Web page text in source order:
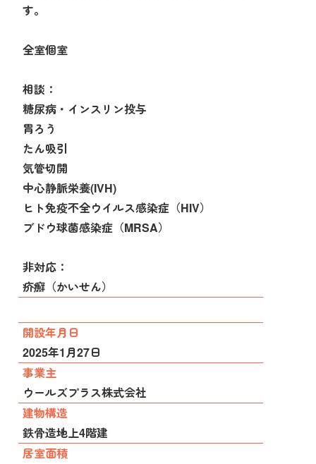
す。
全室個室
相談：
糖尿病・インスリン投与
胃ろう
たん吸引
気管切開
中心静脈栄養(IVH)
ヒト免疫不全ウイルス感染症（HIV）
ブドウ球菌感染症（MRSA）
非対応：
疥癬（かいせん）
開設年月日
2025年1月27日
事業主
ウールズプラス株式会社
建物構造
鉄骨造地上4階建
居室面積